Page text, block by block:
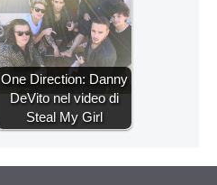
One Direction: Danny
DeVito nel video di
Steal My Girl